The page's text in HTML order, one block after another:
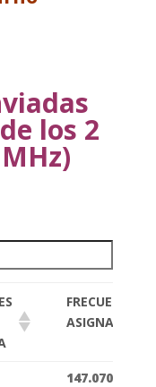
los 2
FRECUENCIA
ASIGNADA
147.070